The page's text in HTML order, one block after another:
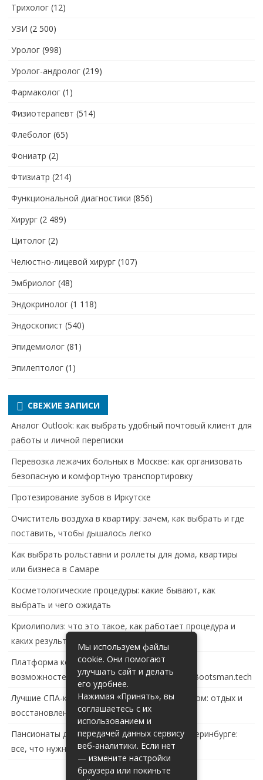
Трихолог (12)
УЗИ (2 500)
Уролог (998)
Уролог-андролог (219)
Фармаколог (1)
Физиотерапевт (514)
Флеболог (65)
Фониатр (2)
Фтизиатр (214)
Функциональной диагностики (856)
Хирург (2 489)
Цитолог (2)
Челюстно-лицевой хирург (107)
Эмбриолог (48)
Эндокринолог (1 118)
Эндоскопист (540)
Эпидемиолог (81)
Эпилептолог (1)
СВЕЖИЕ ЗАПИСИ
Аналог Outlook: как выбрать удобный почтовый клиент для
работы и личной переписки
Перевозка лежачих больных в Москве: как организовать
безопасную и комфортную транспортировку
Протезирование зубов в Иркутске
Очиститель воздуха в квартиру: зачем, как выбрать и где
поставить, чтобы дышалось легко
Как выбрать рольставни и роллеты для дома, квартиры
или бизнеса в Самаре
Косметологические процедуры: какие бывают, как
выбрать и чего ожидать
Криолиполиз: что это такое, как работает процедура и
каких результатов ждать
Платформа контейнеризации в России: обзор
возможностей и перспектив развития сайта Bootsman.tech
Лучшие СПА-комплексы в Тольятти с бассейном: отдых и
восстановление за городом
Пансионаты для пожилых с деменцией в Екатеринбурге:
все, что нужно знать
Мы используем файлы
cookie. Они помогают
улучшать сайт и делать
его удобнее.
Нажимая «Принять», вы
соглашаетесь с их
использованием и
передачей данных сервису
веб-аналитики. Если нет
— измените настройки
браузера или покиньте